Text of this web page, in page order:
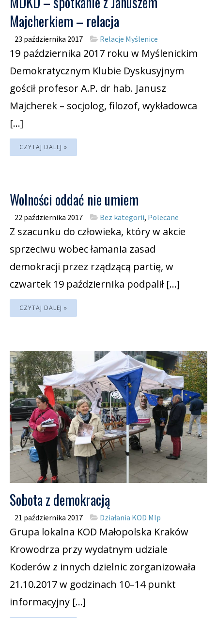
Majcherkiem – relacja
23 października 2017 Relacje Myślenice
19 października 2017 roku w Myślenickim
Demokratycznym Klubie Dyskusyjnym
gościł profesor A.P. dr hab. Janusz
Majcherek – socjolog, filozof, wykładowca
[…]
CZYTAJ DALEJ »
Wolności oddać nie umiem
22 października 2017 Bez kategorii, Polecane
Z szacunku do człowieka, który w akcie
sprzeciwu wobec łamania zasad
demokracji przez rządzącą partię, w
czwartek 19 października podpalił […]
CZYTAJ DALEJ »
Sobota z demokracją
21 października 2017 Działania KOD Mlp
Grupa lokalna KOD Małopolska Kraków
Krowodrza przy wydatnym udziale
Koderów z innych dzielnic zorganizowała
21.10.2017 w godzinach 10–14 punkt
informacyjny […]